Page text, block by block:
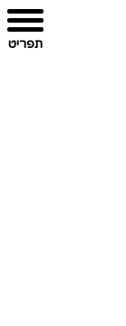
תפריט